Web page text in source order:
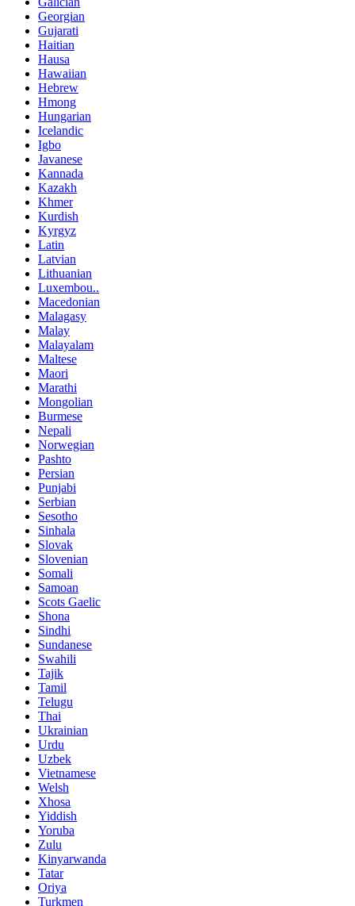
Georgian
Gujarati
Haitian
Hausa
Hawaiian
Hebrew
Hmong
Hungarian
Icelandic
Igbo
Javanese
Kannada
Kazakh
Khmer
Kurdish
Kyrgyz
Latin
Latvian
Lithuanian
Luxembou..
Macedonian
Malagasy
Malay
Malayalam
Maltese
Maori
Marathi
Mongolian
Burmese
Nepali
Norwegian
Pashto
Persian
Punjabi
Serbian
Sesotho
Sinhala
Slovak
Slovenian
Somali
Samoan
Scots Gaelic
Shona
Sindhi
Sundanese
Swahili
Tajik
Tamil
Telugu
Thai
Ukrainian
Urdu
Uzbek
Vietnamese
Welsh
Xhosa
Yiddish
Yoruba
Zulu
Kinyarwanda
Tatar
Oriya
Turkmen